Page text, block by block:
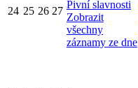
24 25 26 27
Pivní slavnosti
Zobrazit
všechny
záznamy ze dne